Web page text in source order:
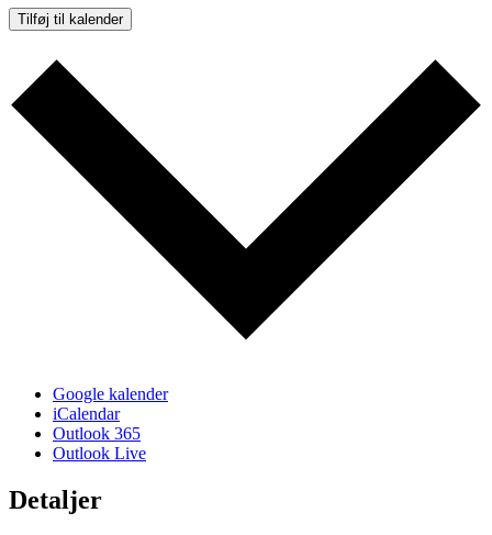
Tilføj til kalender
Google kalender
iCalendar
Outlook 365
Outlook Live
Detaljer